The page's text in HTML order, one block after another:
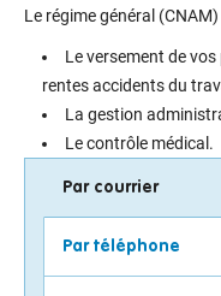
Le régime général
Le versement de
rentes accidents du
La gestion
Le contrôle médical.
Par courrier
Par téléphone